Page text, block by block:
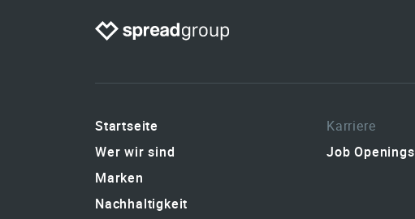
Startseite
Wer wir sind
Marken
Nachhaltigkeit
Karriere
Job Openings